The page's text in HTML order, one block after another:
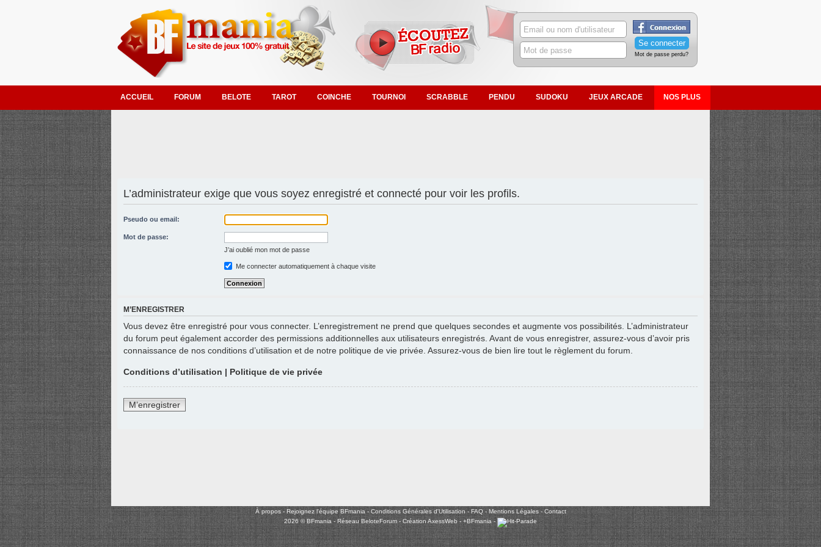
Mot de passe perdu?
ACCUEIL FORUM BELOTE TAROT COINCHE TOURNOI SCRABBLE PENDU SUDOKU JEUX ARCADE NOS PLUS
L’administrateur exige que vous soyez enregistré et connecté pour voir les profils.
Pseudo ou email:
Mot de passe:
J’ai oublié mon mot de passe
Me connecter automatiquement à chaque visite
M’ENREGISTRER
Vous devez être enregistré pour vous connecter. L’enregistrement ne prend que quelques secondes et augmente vos possibilités. L’administrateur
du forum peut également accorder des permissions additionnelles aux utilisateurs enregistrés. Avant de vous enregistrer, assurez-vous d’avoir pris
connaissance de nos conditions d’utilisation et de notre politique de vie privée. Assurez-vous de bien lire tout le règlement du forum.
Conditions d’utilisation | Politique de vie privée
M’enregistrer
À propos- Rejoignez l'équipe BFmania- Conditions Générales d'Utilisation - FAQ- Mentions Légales-Contact
2026 © BFmania - Réseau BeloteForum -Création AxessWeb- +BFmania -